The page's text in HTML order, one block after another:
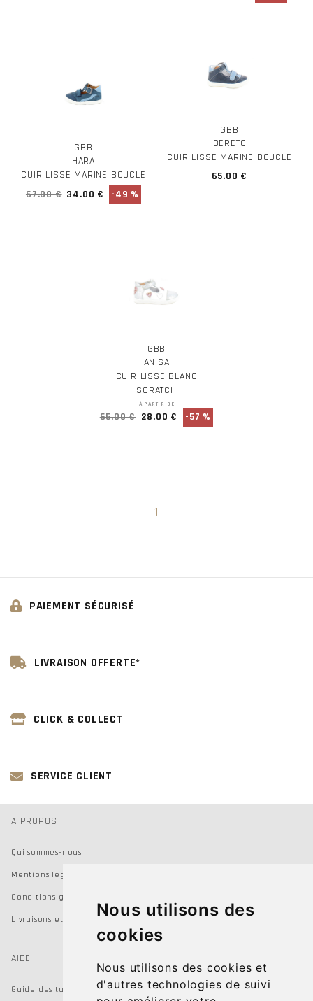
Nous utilisons des
cookies
Nous utilisons des cookies et
d'autres technologies de suivi
GBB
HARA
CUIR LISSE MARINE BOUCLE
67.00 € 34.00 € -49 %
GBB
BERETO
CUIR LISSE MARINE BOUCLE
65.00 €
GBB
ANISA
CUIR LISSE BLANC
SCRATCH
À PARTIR DE
65.00 € 28.00 € -57 %
1
PAIEMENT SÉCURISÉ
LIVRAISON OFFERTE*
CLICK & COLLECT
SERVICE CLIENT
A PROPOS
Qui sommes-nous
Mentions légales
Conditions générales de vente
Livraisons et Retours
AIDE
Guide des tailles